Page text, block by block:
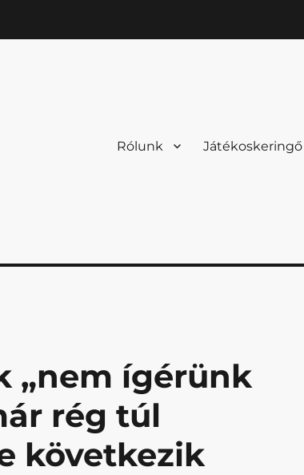
Rólunk Játékoskeringő
„nem ígérünk
rég túl
következik